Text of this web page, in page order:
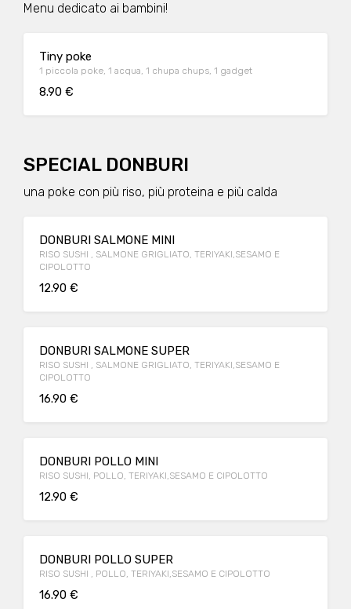
Menu dedicato ai bambini!
Tiny poke
1 piccola poke, 1 acqua, 1 chupa chups, 1 gadget
8.90 €
SPECIAL DONBURI
una poke con più riso, più proteina e più calda
DONBURI SALMONE MINI
RISO SUSHI , SALMONE GRIGLIATO, TERIYAKI,SESAMO E
CIPOLOTTO
12.90 €
DONBURI SALMONE SUPER
RISO SUSHI , SALMONE GRIGLIATO, TERIYAKI,SESAMO E
CIPOLOTTO
16.90 €
DONBURI POLLO MINI
RISO SUSHI, POLLO, TERIYAKI,SESAMO E CIPOLOTTO
12.90 €
DONBURI POLLO SUPER
RISO SUSHI , POLLO, TERIYAKI,SESAMO E CIPOLOTTO
16.90 €